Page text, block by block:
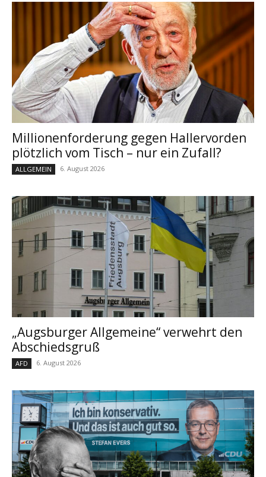
Millionenforderung gegen Hallervorden
plötzlich vom Tisch – nur ein Zufall?
ALLGEMEIN 6. August 2026
„Augsburger Allgemeine“ verwehrt den
Abschiedsgruß
AFD 6. August 2026